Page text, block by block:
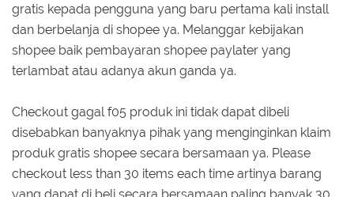
gratis kepada pengguna yang baru pertama kali install
dan berbelanja di shopee ya. Melanggar kebijakan
shopee baik pembayaran shopee paylater yang
terlambat atau adanya akun ganda ya.
Checkout gagal f05 produk ini tidak dapat dibeli
disebabkan banyaknya pihak yang menginginkan klaim
produk gratis shopee secara bersamaan ya. Please
checkout less than 30 items each time artinya barang
yang dapat di beli secara bersamaan paling banyak 30